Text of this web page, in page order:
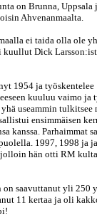
on Brunna, Uppsala
Ahvenanmaalta.
ei taida olla ole
kuullut Dick
1954 ja työskentelee
kuuluu vaimo ja
useammin tulkitsee
ensimmäisen
kanssa. Parhaimmat
1997, 1998 ja
jolloin hän otti RM
on saavuttanut yli
11 kertaa ja oli